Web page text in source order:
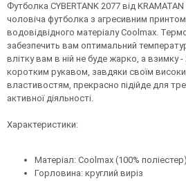
Футболка CYBERTANK 2077 від
чоловіча футболка з агресивним
водовідвідного матеріалу Coolmax.
забезпечить вам оптимальний
влітку вам в ній не буде жарко, а взимку
коротким рукавом, завдяки своїм
властивостям, прекрасно підійде для
активної діяльності.
Характеристики:
Матеріал: Coolmax (100% поліестер)
Горловина: круглий виріз